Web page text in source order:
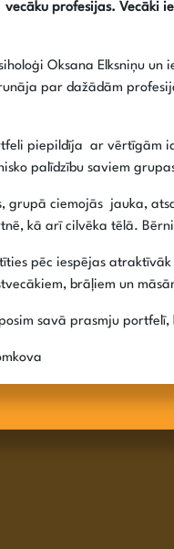
profesijas. Vecāki
Oksana Elksniņu
par dažādām
piepildīja ar vērtīgām
palīdzību saviem
grupā ciemojās jauka,
kā arī cilvēka tēlā.
pēc iespējas
brāļiem un
savā prasmju portfelī,